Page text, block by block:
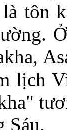
tôn
lịch
Sáu.